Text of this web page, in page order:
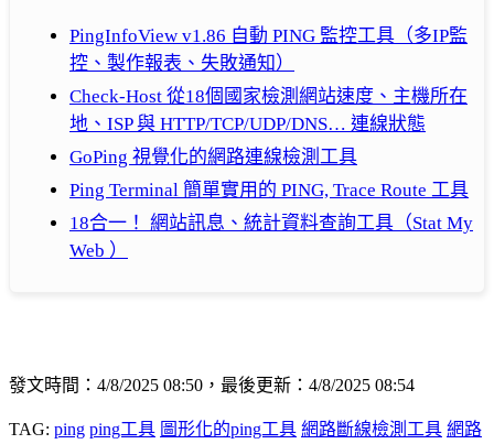
PingInfoView v1.86 自動 PING 監控工具（多IP監
控、製作報表、失敗通知）
Check-Host 從18個國家檢測網站速度、主機所在
地、ISP 與 HTTP/TCP/UDP/DNS… 連線狀態
GoPing 視覺化的網路連線檢測工具
Ping Terminal 簡單實用的 PING, Trace Route 工具
18合一！ 網站訊息、統計資料查詢工具（Stat My
Web ）
發文時間：4/8/2025 08:50，最後更新：4/8/2025 08:54
TAG: ping ping工具 圖形化的ping工具 網路斷線檢測工具 網路